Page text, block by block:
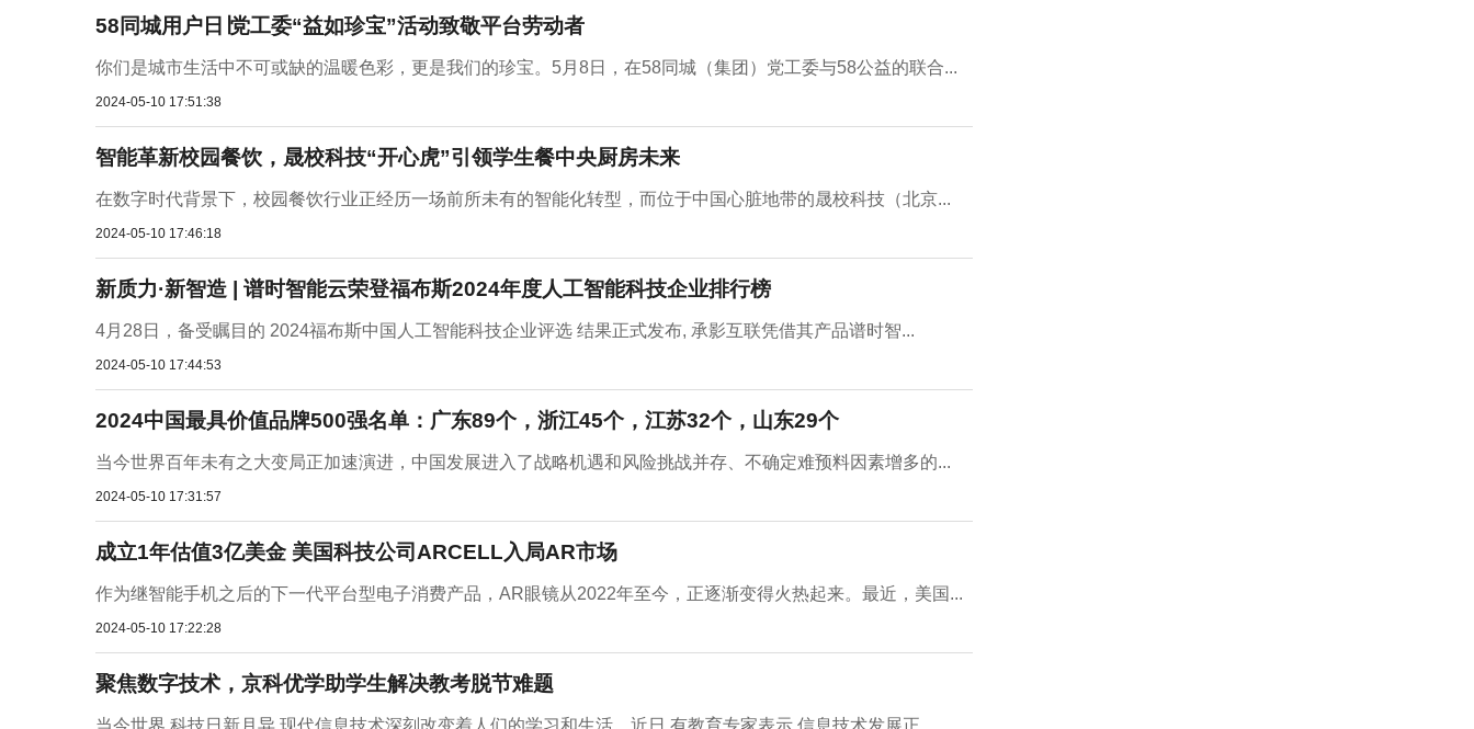
58同城用户日∣党工委“益如珍宝”活动致敬平台劳动者
你们是城市生活中不可或缺的温暖色彩，更是我们的珍宝。5月8日，在58同城（集团）党工委与58公益的联合...
2024-05-10 17:51:38
智能革新校园餐饮，晟校科技“开心虎”引领学生餐中央厨房未来
在数字时代背景下，校园餐饮行业正经历一场前所未有的智能化转型，而位于中国心脏地带的晟校科技（北京...
2024-05-10 17:46:18
新质力·新智造 | 谱时智能云荣登福布斯2024年度人工智能科技企业排行榜
4月28日，备受瞩目的 2024福布斯中国人工智能科技企业评选 结果正式发布, 承影互联凭借其产品谱时智...
2024-05-10 17:44:53
2024中国最具价值品牌500强名单：广东89个，浙江45个，江苏32个，山东29个
当今世界百年未有之大变局正加速演进，中国发展进入了战略机遇和风险挑战并存、不确定难预料因素增多的...
2024-05-10 17:31:57
成立1年估值3亿美金 美国科技公司ARCELL入局AR市场
作为继智能手机之后的下一代平台型电子消费产品，AR眼镜从2022年至今，正逐渐变得火热起来。最近，美国...
2024-05-10 17:22:28
聚焦数字技术，京科优学助学生解决教考脱节难题
当今世界,科技日新月异,现代信息技术深刻改变着人们的学习和生活。近日,有教育专家表示,信息技术发展正...